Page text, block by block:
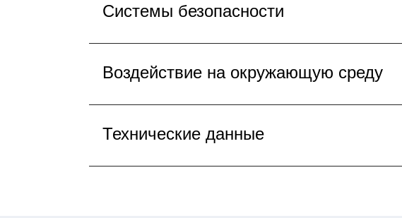
Системы безопасности
Воздействие на окружающую среду
Технические данные